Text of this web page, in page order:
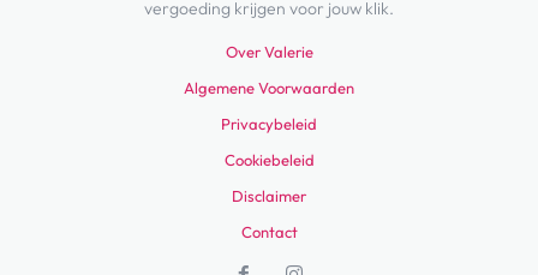
vergoeding krijgen voor jouw klik.
Over Valerie
Algemene Voorwaarden
Privacybeleid
Cookiebeleid
Disclaimer
Contact